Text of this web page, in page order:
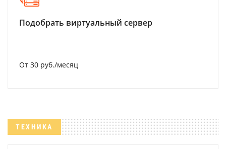
Подобрать виртуальный сервер
От 30 руб./месяц
ТЕХНИКА